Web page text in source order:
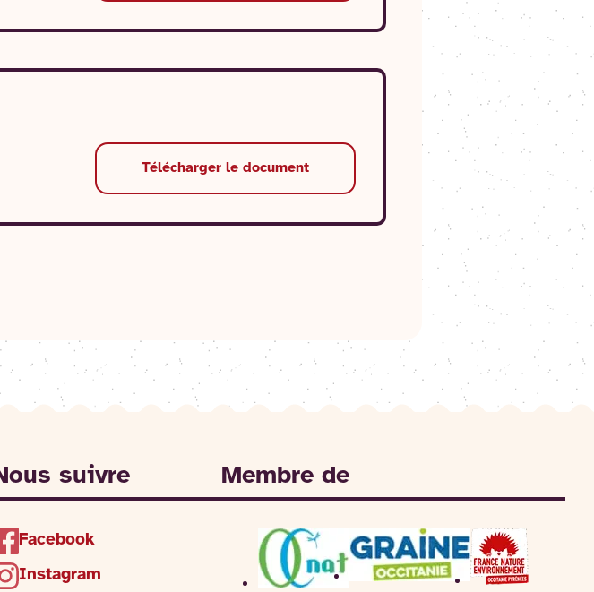
Télécharger le document
suivre
Facebook
Instagram
Membre de